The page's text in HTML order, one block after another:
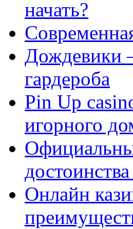
начать?
Дождевики
гардероба
Pin Up
игорного
Онлайн